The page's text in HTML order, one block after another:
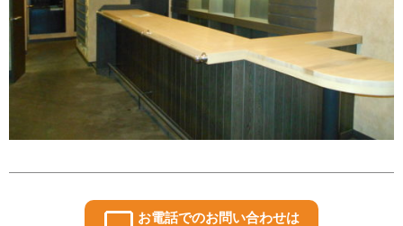
お電話でのお問い合わせは